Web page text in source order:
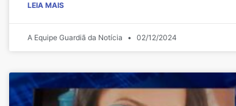
LEIA MAIS
A Equipe Guardiã da Notícia 02/12/2024